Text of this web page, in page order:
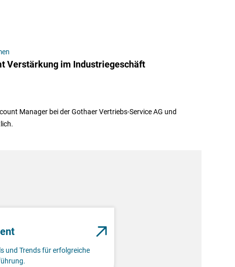
Verstärkung im Industriegeschäft
Manager bei der Gothaer Vertriebs-Service AG und
und Trends für erfolgreiche